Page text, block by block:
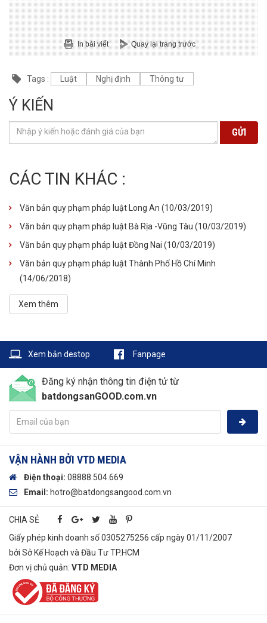
In bài viết Quay lại trang trước
Tags : Luật Nghị định Thông tư
Ý KIẾN
GỬI
CÁC TIN KHÁC :
Văn bản quy phạm pháp luật Long An (10/03/2019)
Văn bản quy phạm pháp luật Bà Rịa -Vũng Tàu (10/03/2019)
Văn bản quy phạm pháp luật Đồng Nai (10/03/2019)
Văn bản quy phạm pháp luật Thành Phố Hồ Chí Minh
(14/06/2018)
Xem thêm
Xem bản destop Fanpage
Đăng ký nhận thông tin điện tử từ
batdongsanGOOD.com.vn
VẬN HÀNH BỞI VTD MEDIA
Điện thoại: 08888.504.669
Email: hotro@batdongsangood.com.vn
CHIA SẺ
Giấy phép kinh doanh số 0305275256 cấp ngày 01/11/2007
bởi Sở Kế Hoạch và Đầu Tư TP.HCM
Đơn vị chủ quản: VTD​ MEDIA